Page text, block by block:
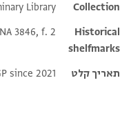
Additional metadata
Collection
Library
Historical
shelfmarks
3846, f. 2
תאריך קלט since 2021